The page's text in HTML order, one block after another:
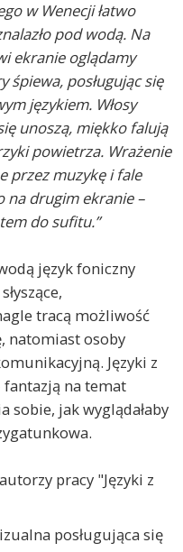
w Wenecji łatwo
pod wodą. Na
ekranie oglądamy
posługując się
językiem. Włosy
unoszą, miękko falują
powietrza. Wrażenie
przez muzykę i fale
na drugim ekranie –
do sufitu.”
język foniczny
tracą możliwość
natomiast osoby
Języki z
na temat
sobie, jak wyglądałaby
pracy "Języki z
posługująca się